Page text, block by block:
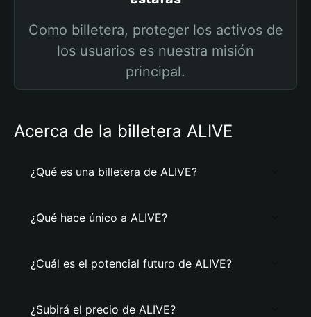
Como billetera, proteger los activos de
los usuarios es nuestra misión
principal.
Acerca de la billetera ALIVE
¿Qué es una billetera de ALIVE?
¿Qué hace único a ALIVE?
¿Cuál es el potencial futuro de ALIVE?
¿Subirá el precio de ALIVE?